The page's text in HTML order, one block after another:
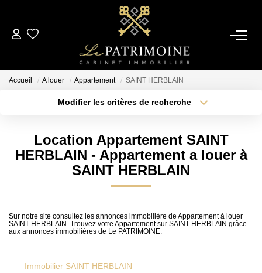
ACCUEIL
Ventes
Locations
ESTIMATION
Accueil A louer Appartement SAINT HERBLAIN
Modifier les critères de recherche
Sélectionnez...
Type de bien
Surface min
Location Appartement SAINT
HERBLAIN - Appartement a louer à
SAINT HERBLAIN
Sur notre site consultez les annonces immobilière de Appartement à louer
SAINT HERBLAIN. Trouvez votre Appartement sur SAINT HERBLAIN grâce
aux annonces immobilières de Le PATRIMOINE.
Immobilier SAINT HERBLAIN